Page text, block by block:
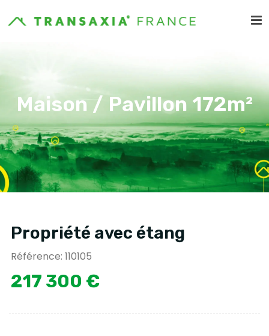
Maison / Pavillon 172m²
Propriété avec étang
Référence: 110105
217 300 €